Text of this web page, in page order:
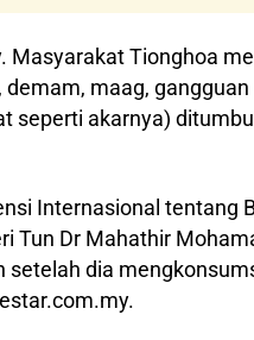
Masyarakat Tionghoa
maag,
seperti akarnya)
Internasional tentang
Tun Dr Mahathir
setelah dia